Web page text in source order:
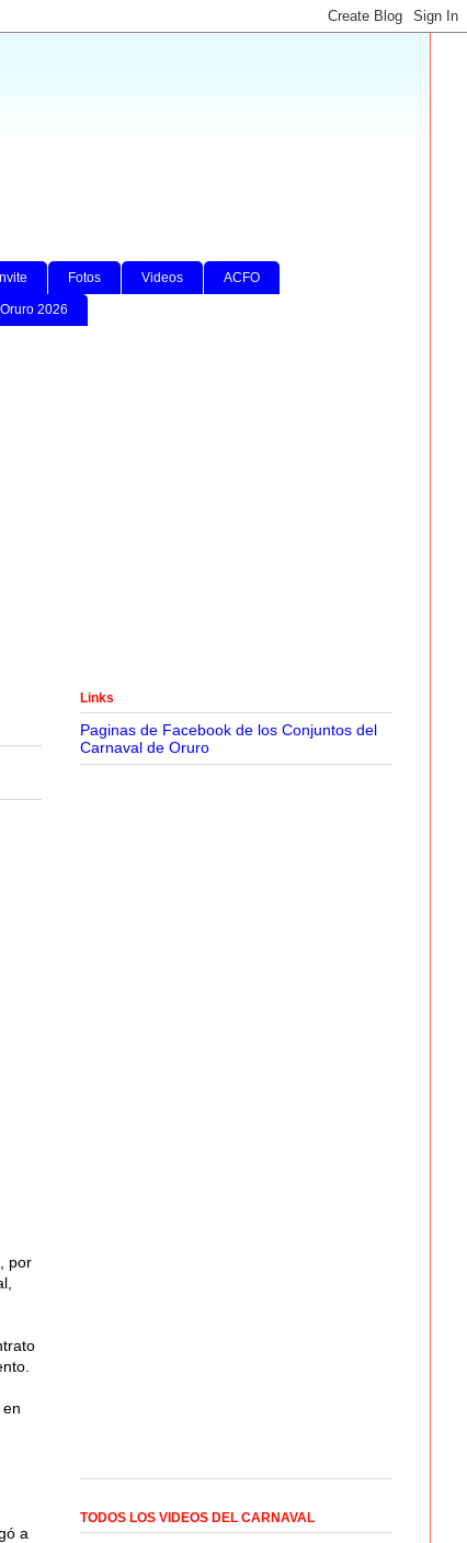
Fotos Videos ACFO
2026
por
a
Links
Paginas de Facebook de los Conjuntos del
Carnaval de Oruro
TODOS LOS VIDEOS DEL CARNAVAL